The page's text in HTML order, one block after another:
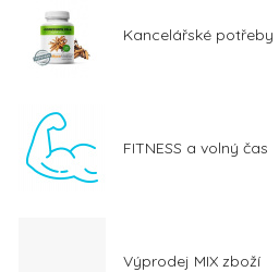
Kancelářské potřeby
FITNESS a volný čas
Výprodej MIX zboží